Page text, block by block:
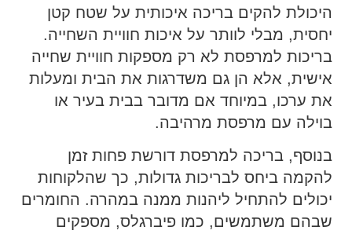
היכולת להקים בריכה איכותית על שטח קטן
יחסית, מבלי לוותר על איכות חוויית השחייה.
בריכות למרפסת לא רק מספקות חוויית שחייה
אישית, אלא הן גם משדרגות את הבית ומעלות
את ערכו, במיוחד אם מדובר בבית בעיר או
בוילה עם מרפסת מרהיבה.
בנוסף, בריכה למרפסת דורשת פחות זמן
להקמה ביחס לבריכות גדולות, כך שהלקוחות
יכולים להתחיל ליהנות ממנה במהרה. החומרים
שבהם משתמשים, כמו פיברגלס, מספקים